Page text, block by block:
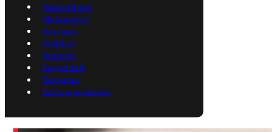
Tamaulipas
Matamoros
Reynosa
Política
Opinión
Seguridad
Deportes
Entretenimiento